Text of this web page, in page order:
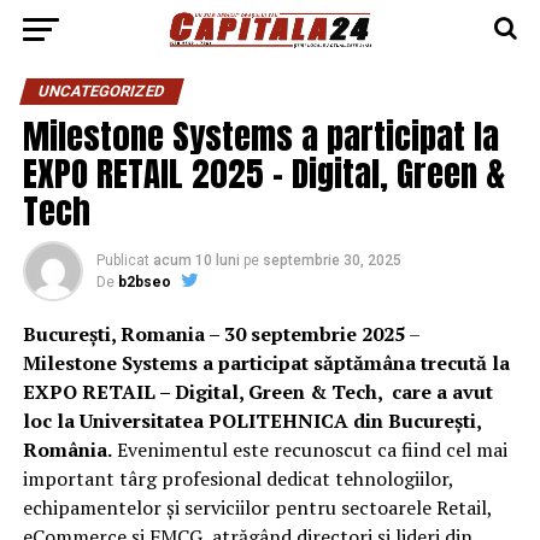
UNCATEGORIZED
Milestone Systems a participat la
EXPO RETAIL 2025 – Digital, Green &
Tech
Publicat acum 10 luni pe septembrie 30, 2025
De b2bseo
București, Romania – 30 septembrie 2025–
Milestone Systems a participat săptămâna trecută la
EXPO RETAIL – Digital, Green & Tech, care a avut
loc la Universitatea POLITEHNICA din București,
România.Evenimentul este recunoscut ca fiind cel mai
important târg profesional dedicat tehnologiilor,
echipamentelor și serviciilor pentru sectoarele Retail,